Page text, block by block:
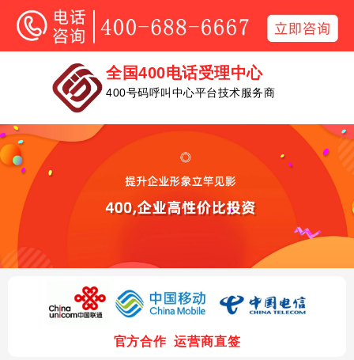
全国400电话受理中心
400号码呼叫中心平台技术服务商
同等价格，号码更好
同等号码，服务更优
全国400服务热线：
400-688-6667
400电话套餐推荐
每个来电都是商机，为您不错失任何一个商机保
驾护航
1800元合约年限 3年
适合初创企业或个体商户，满足基本话务量
400电话套餐推荐
每个来电都是商机，为您不错失任何一个商机保
驾护航
1800元合约年限 3年
三年合约，50元/月
10年行业经验， 只为
企业通
讯问题
9年行业经验， 企业通讯问题
400电话提升电话量， 让客户记住你，让生意找上门
400电话提升电话量，让客户记住你，让生意
01
？
客户来电无法
山东新轨道信息科技有限公
司/ABOUT US
山
400电话增值功能
更多海量增值业务功能，打造更强大的400
话是否由400电话转入。提示音
如“该电话由400号码转入”
企业彩铃
等待变成企业介绍时间，在电话
接通前客户先听到企业的相关介
选一个好号码，快速与大公
司并列
400电话也叫客服热线电话，400电话为虚拟号码，绑定手机或座
机后客户打400电话即，
打到绑定的手机或座机里接听，绑定几个号码就可以同时接听几个
新闻中心
全国统一客服热线号码，产品包装形象更加良好，广告
公司新闻
400电话：提升客
户体验的杀手锏
400电话是一种企业
客服电话，以服务齐
大企业的青睐
400电话：从优质
流程
严格按照运营商要求实名验证，快捷
选择号码与套餐
与客服沟通，选取您喜欢的号码，选
择满足您公司需求的套餐资费
联系我们
严格按照运营商要求实名验证，快捷
山东总部
山东省潍坊高新区健康东街置城世贸中心
5F
全国统一热线：400-688-6667
全国400电话受理中心
400号码呼叫中心平台技术服务商
官方合作 运营商直签